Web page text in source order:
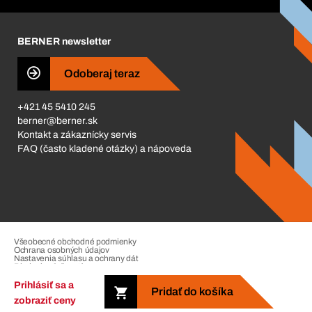
Prihlásiť sa a
zobraziť ceny
Pridať do košíka
Business Conduct
BERNER newsletter
Odoberaj teraz
+421 45 5410 245
berner@berner.sk
Kontakt a zákaznícky servis
FAQ (často kladené otázky) a nápoveda
Copyright © 2026. The Berner Group. All rights reserved.
Všeobecné obchodné podmienky
Ochrana osobných údajov
Nastavenia súhlasu a ochrany dát
Riadenie sťažností